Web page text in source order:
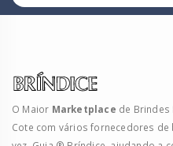
O Maior Marketplace de Brindes
Cote com vários fornecedores